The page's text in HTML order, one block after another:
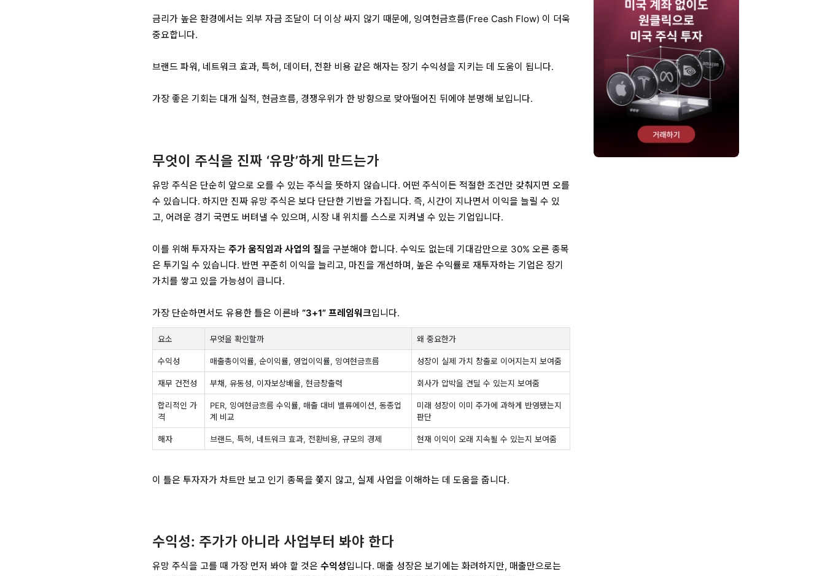
금리가 높은 환경에서는 외부 자금 조달이 더 이상 싸지 않기 때문에, 잉여현금흐름(Free Cash Flow) 이 더욱
중요합니다.
브랜드 파워, 네트워크 효과, 특허, 데이터, 전환 비용 같은 해자는 장기 수익성을 지키는 데 도움이 됩니다.
가장 좋은 기회는 대개 실적, 현금흐름, 경쟁우위가 한 방향으로 맞아떨어진 뒤에야 분명해 보입니다.
무엇이 주식을 진짜 ‘유망’하게 만드는가
유망 주식은 단순히 앞으로 오를 수 있는 주식을 뜻하지 않습니다. 어떤 주식이든 적절한 조건만 갖춰지면 오를
수 있습니다. 하지만 진짜 유망 주식은 보다 단단한 기반을 가집니다. 즉, 시간이 지나면서 이익을 늘릴 수 있
고, 어려운 경기 국면도 버텨낼 수 있으며, 시장 내 위치를 스스로 지켜낼 수 있는 기업입니다.
이를 위해 투자자는주가 움직임과 사업의 질을 구분해야 합니다. 수익도 없는데 기대감만으로 30% 오른 종목
은 투기일 수 있습니다. 반면 꾸준히 이익을 늘리고, 마진을 개선하며, 높은 수익률로 재투자하는 기업은 장기
가치를 쌓고 있을 가능성이 큽니다.
가장 단순하면서도 유용한 틀은 이른바“3+1” 프레임워크입니다.
요소 무엇을 확인할까 왜 중요한가
수익성 매출총이익률, 순이익률, 영업이익률, 잉여현금흐름 성장이 실제 가치 창출로 이어지는지 보여줌
재무 건전성 부채, 유동성, 이자보상배율, 현금창출력 회사가 압박을 견딜 수 있는지 보여줌
합리적인 가
격
PER, 잉여현금흐름 수익률, 매출 대비 밸류에이션, 동종업
계 비교
미래 성장이 이미 주가에 과하게 반영됐는지
판단
해자 브랜드, 특허, 네트워크 효과, 전환비용, 규모의 경제 현재 이익이 오래 지속될 수 있는지 보여줌
이 틀은 투자자가 차트만 보고 인기 종목을 쫓지 않고, 실제 사업을 이해하는 데 도움을 줍니다.
수익성: 주가가 아니라 사업부터 봐야 한다
유망 주식을 고를 때 가장 먼저 봐야 할 것은수익성입니다. 매출 성장은 보기에는 화려하지만, 매출만으로는